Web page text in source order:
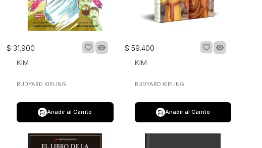
$ 31.900
KIM
RUDYARD KIPLING
Añadir al Carrito
$ 59.400
KIM
RUDYARD KIPLING
Añadir al Carrito